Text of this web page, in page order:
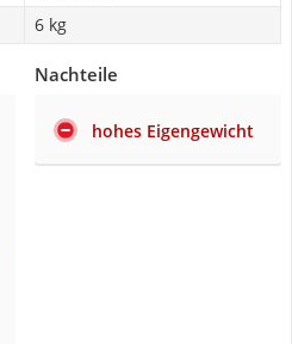
6 kg
Nachteile
hohes Eigengewicht